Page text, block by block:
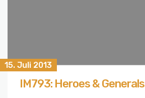
15. Juli 2013
IM793: Heroes & Generals